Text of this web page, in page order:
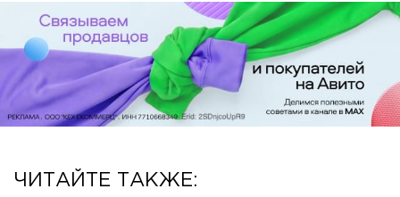
ЧИТАЙТЕ ТАКЖЕ: